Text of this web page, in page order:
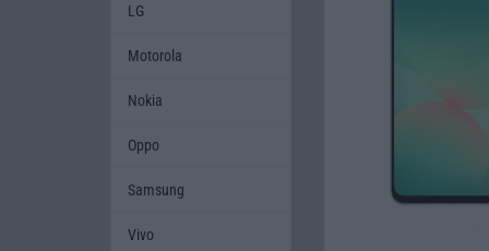
LG
Motorola
Nokia
Oppo
Samsung
Vivo